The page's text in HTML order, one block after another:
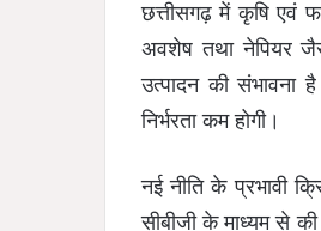
छत्तीसगढ़ में कृषि एवं
अवशेष तथा नेपियर
उत्पादन की संभावना
निर्भरता कम होगी।
नई नीति के प्रभावी
सीबीजी के माध्यम से